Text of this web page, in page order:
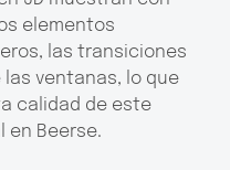
elementos
las transiciones
ventanas, lo que
calidad de este
en Beerse.